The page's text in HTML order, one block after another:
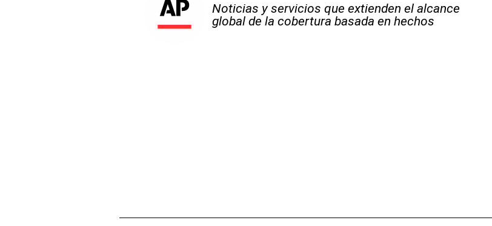
Noticias y servicios que extienden el alcance
global de la cobertura basada en hechos